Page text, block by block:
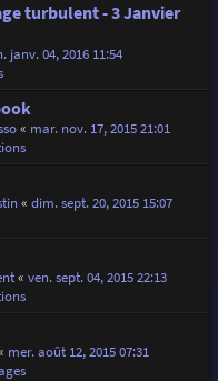
turbulent - 3 Janvier
janv. 04, 2016 11:54
« mar. nov. 17, 2015 21:01
« dim. sept. 20, 2015 15:07
« ven. sept. 04, 2015 22:13
mer. août 12, 2015 07:31